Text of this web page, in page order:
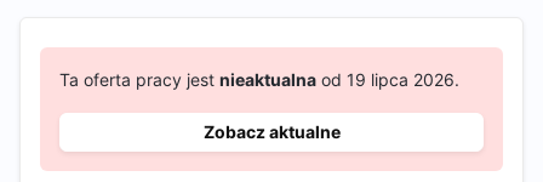
Ta oferta pracy jest nieaktualna od 19 lipca 2026.
Zobacz aktualne